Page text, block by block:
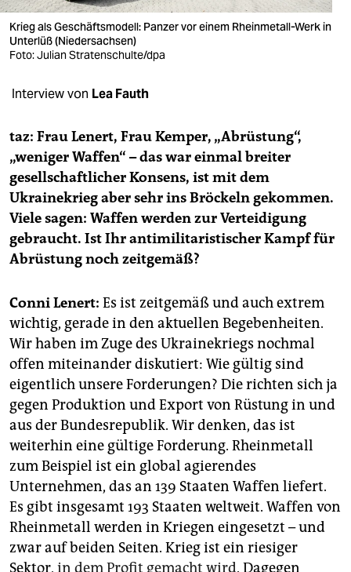
veranstaltungen
shop
fragen & hilfe
genossenschaft
epaper login
Krieg als Geschäftsmodell: Panzer vor einem Rheinmetall-Werk in
Unterlüß (Niedersachsen)
Foto: Julian Stratenschulte/dpa
Interview von Lea Fauth
taz: Frau Lenert, Frau Kemper, „Abrüstung“,
„weniger Waffen“ – das war einmal breiter
gesellschaftlicher Konsens, ist mit dem
Ukrainekrieg aber sehr ins Bröckeln gekommen.
Viele sagen: Waffen werden zur Verteidigung
gebraucht. Ist Ihr antimilitaristischer Kampf für
Abrüstung noch zeitgemäß?
Conni Lenert: Es ist zeitgemäß und auch extrem
wichtig, gerade in den aktuellen Begebenheiten.
Wir haben im Zuge des Ukrainekriegs nochmal
offen miteinander diskutiert: Wie gültig sind
eigentlich unsere Forderungen? Die richten sich ja
gegen Produktion und Export von Rüstung in und
aus der Bundesrepublik. Wir denken, das ist
weiterhin eine gültige Forderung. Rheinmetall
zum Beispiel ist ein global agierendes
Unternehmen, das an 139 Staaten Waffen liefert.
Es gibt insgesamt 193 Staaten weltweit. Waffen von
Rheinmetall werden in Kriegen eingesetzt – und
zwar auf beiden Seiten. Krieg ist ein riesiger
Sektor, in dem Profit gemacht wird. Dagegen